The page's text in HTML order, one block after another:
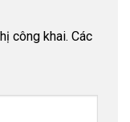
công khai. Các